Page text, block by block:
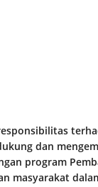
dan
program
masyarakat